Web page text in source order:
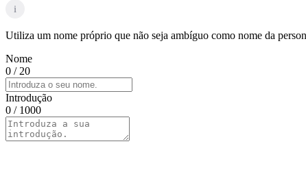
i
Utiliza um nome próprio que não seja ambíguo como nome da
Nome
0 / 20
Introdução
0 / 1000